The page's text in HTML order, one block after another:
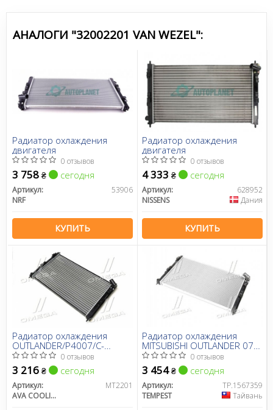
АНАЛОГИ "32002201 VAN WEZEL":
Радиатор охлаждения
двигателя
0 отзывов
3 758 ₴ сегодня
Артикул:
53906
NRF
КУПИТЬ
Радиатор охлаждения
двигателя
0 отзывов
4 333 ₴ сегодня
Артикул:
628952
NISSENS
Дания
КУПИТЬ
Радиатор охлаждения
OUTLANDER/P4007/C-
CROSSER (Ava)0 отзывов
3 216 ₴ сегодня
Артикул:
MT2201
AVA COOLING
Радиатор охлаждения
MITSUBISHI OUTLANDER 07-
(TEMPEST)
0 отзывов
3 454₴ сегодня
Артикул:
TP.1567359
TEMPEST
Тайвань